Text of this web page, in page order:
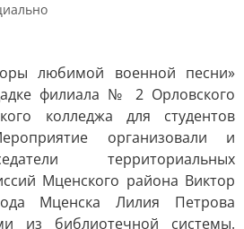
любимой военной песни»
филиала № 2 Орловского
колледжа для студентов
организовали и
территориальных
Мценского района Виктор
Мценска Лилия Петрова
из библиотечной системы.